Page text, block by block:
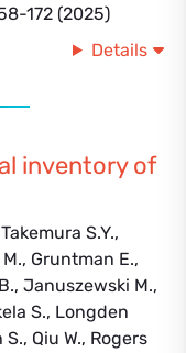
172 (2025)
Details
inventory of
S.Y.,
Gruntman E.,
Januszewski M.,
S., Longden
Qiu W., Rogers